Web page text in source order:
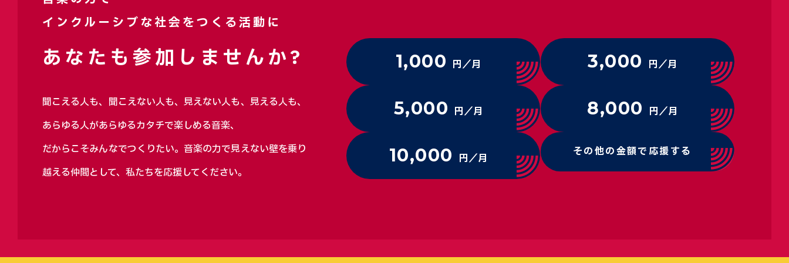
インクルーシブな社会をつくる活動に
あなたも参加しませんか?
聞こえる人も、聞こえない人も、見えない人も、見える人も、
あらゆる人があらゆるカタチで楽しめる音楽、
だからこそみんなでつくりたい。音楽の力で見えない壁を乗り
越える仲間として、私たちを応援してください。
1,000 円／月 3,000 円／月
5,000 円／月 8,000 円／月
10,000 円／月 その他の金額で応援する